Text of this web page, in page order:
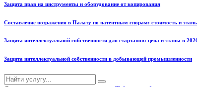
Защита прав на инструменты и оборудование от копирования
Составление возражения в Палату по патентным спорам: стоимость и
Защита интеллектуальной собственности для стартапов: цена и этапы в
Защита интеллектуальной собственности в добывающей промышленности